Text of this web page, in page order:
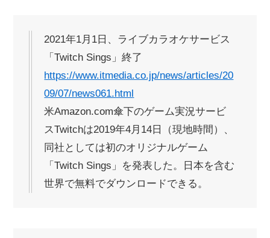
2021年1月1日、ライブカラオケサービス
「Twitch Sings」終了
https://www.itmedia.co.jp/news/articles/20
09/07/news061.html
米Amazon.com傘下のゲーム実況サービ
スTwitchは2019年4月14日（現地時間）、
同社としては初のオリジナルゲーム
「Twitch Sings」を発表した。日本を含む
世界で無料でダウンロードできる。